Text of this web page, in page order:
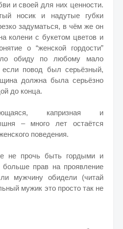
и своей для них ценности.
носик и надутые губки
задуматься, в чём же он
колени с букетом цветов и
о “женской гордости”
обиду по любому мало
повод был серьёзный,
должна была серьёзно
до конца.
капризная и
– много лет остаётся
поведения.
не прочь быть гордыми и
прав на проявление
мужчину обидели (читай
мужик это просто так не